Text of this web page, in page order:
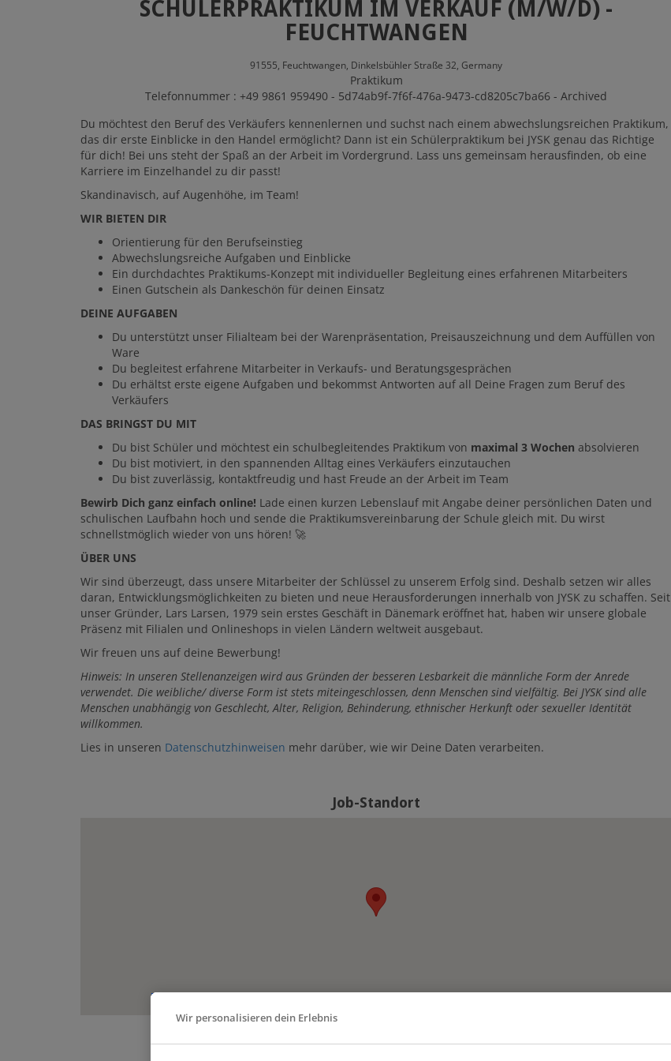
SCHÜLERPRAKTIKUM IM VERKAUF (M/W/D) -
FEUCHTWANGEN
91555, Feuchtwangen, Dinkelsbühler Straße 32, Germany
Praktikum
Telefonnummer : +49 9861 959490 - 5d74ab9f-7f6f-476a-9473-cd8205c7ba66 - Archived
Du möchtest den Beruf des Verkäufers kennenlernen und suchst nach einem abwechslungsreichen Praktikum,
das dir erste Einblicke in den Handel ermöglicht? Dann ist ein Schülerpraktikum bei JYSK genau das Richtige
für dich! Bei uns steht der Spaß an der Arbeit im Vordergrund. Lass uns gemeinsam herausfinden, ob eine
Karriere im Einzelhandel zu dir passt!
Skandinavisch, auf Augenhöhe, im Team!
WIR BIETEN DIR
Orientierung für den Berufseinstieg
Abwechslungsreiche Aufgaben und Einblicke
Ein durchdachtes Praktikums-Konzept mit individueller Begleitung eines erfahrenen Mitarbeiters
Einen Gutschein als Dankeschön für deinen Einsatz
DEINE AUFGABEN
Du unterstützt unser Filialteam bei der Warenpräsentation, Preisauszeichnung und dem Auffüllen von
Ware
Du begleitest erfahrene Mitarbeiter in Verkaufs- und Beratungsgesprächen
Du erhältst erste eigene Aufgaben und bekommst Antworten auf all Deine Fragen zum Beruf des
Verkäufers
DAS BRINGST DU MIT
Du bist Schüler und möchtest ein schulbegleitendes Praktikum von maximal 3 Wochen absolvieren
Du bist motiviert, in den spannenden Alltag eines Verkäufers einzutauchen
Du bist zuverlässig, kontaktfreudig und hast Freude an der Arbeit im Team
Bewirb Dich ganz einfach online! Lade einen kurzen Lebenslauf mit Angabe deiner persönlichen Daten und
schulischen Laufbahn hoch und sende die Praktikumsvereinbarung der Schule gleich mit. Du wirst
schnellstmöglich wieder von uns hören! 🚀
ÜBER UNS
Wir sind überzeugt, dass unsere Mitarbeiter der Schlüssel zu unserem Erfolg sind. Deshalb setzen wir alles
daran, Entwicklungsmöglichkeiten zu bieten und neue Herausforderungen innerhalb von JYSK zu schaffen. Seit
unser Gründer, Lars Larsen, 1979 sein erstes Geschäft in Dänemark eröffnet hat, haben wir unsere globale
Präsenz mit Filialen und Onlineshops in vielen Ländern weltweit ausgebaut.
Wir freuen uns auf deine Bewerbung!
Hinweis: In unseren Stellenanzeigen wird aus Gründen der besseren Lesbarkeit die männliche Form der Anrede
verwendet. Die weibliche/ diverse Form ist stets miteingeschlossen, denn Menschen sind vielfältig. Bei JYSK sind alle
Menschen unabhängig von Geschlecht, Alter, Religion, Behinderung, ethnischer Herkunft oder sexueller Identität
willkommen.
Lies in unseren Datenschutzhinweisen mehr darüber, wie wir Deine Daten verarbeiten.
Job-Standort
Wir personalisieren dein Erlebnis